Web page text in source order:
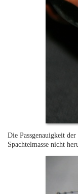
Die Passgenauigkeit
Spachtelmasse nicht